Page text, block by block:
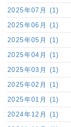
2025年07月 (1)
2025年06月 (1)
2025年05月 (1)
2025年04月 (1)
2025年03月 (1)
2025年02月 (1)
2025年01月 (1)
2024年12月 (1)